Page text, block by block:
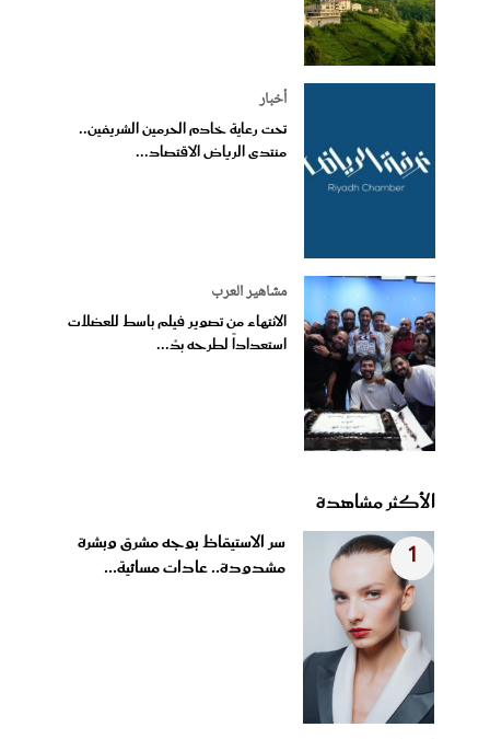
أخبار
تحت رعاية خادم الحرمين الشريفين..
منتدى الرياض الاقتصاد...
مشاهير العرب
الانتهاء من تصوير فيلم باسط للعضلات
استعداداً لطرحه بدُ...
الأكثر مشاهدة
1
سر الاستيقاظ بوجه مشرق وبشرة
مشدودة.. عادات مسائية...